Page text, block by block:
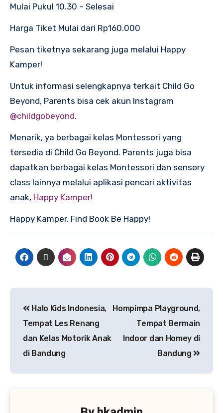
Mulai Pukul 10.30 – Selesai
Harga Tiket Mulai dari Rp160.000
Pesan tiketnya sekarang juga melalui Happy
Kamper!
Untuk informasi selengkapnya terkait Child Go
Beyond, Parents bisa cek akun Instagram
@childgobeyond.
Menarik, ya berbagai kelas Montessori yang
tersedia di Child Go Beyond. Parents juga bisa
dapatkan berbagai kelas Montessori dan sensory
class lainnya melalui aplikasi pencari aktivitas
anak, Happy Kamper!
Happy Kamper, Find Book Be Happy!
Halo Kids Indonesia,
Tempat Les Renang
dan Kelas Motorik Anak
di Bandung
Hompimpa Playground,
Tempat Bermain
Indoor dan Homey di
Bandung